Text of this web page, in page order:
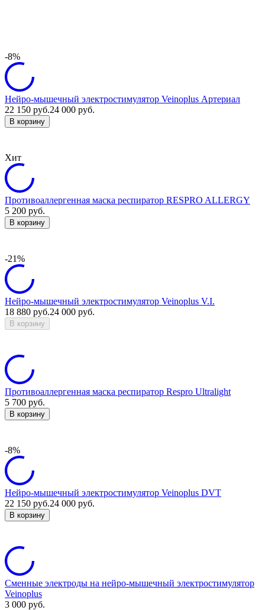
-8%
Нейро-мышечный электростимулятор Veinoplus Артериал
22 150 руб.24 000 руб.
В корзину
Хит
Противоаллергенная маска респиратор RESPRO ALLERGY
5 200 руб.
В корзину
-21%
Нейро-мышечный электростимулятор Veinoplus V.I.
18 880 руб.24 000 руб.
В корзину
Противоаллергенная маска респиратор Respro Ultralight
5 700 руб.
В корзину
-8%
Нейро-мышечный электростимулятор Veinoplus DVT
22 150 руб.24 000 руб.
В корзину
Сменные электроды на нейро-мышечный электростимулятор
Veinoplus
3 000 руб.